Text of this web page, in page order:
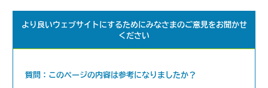
より良いウェブサイトにするためにみなさまのご意見をお聞かせ
ください
質問：このページの内容は参考になりましたか？